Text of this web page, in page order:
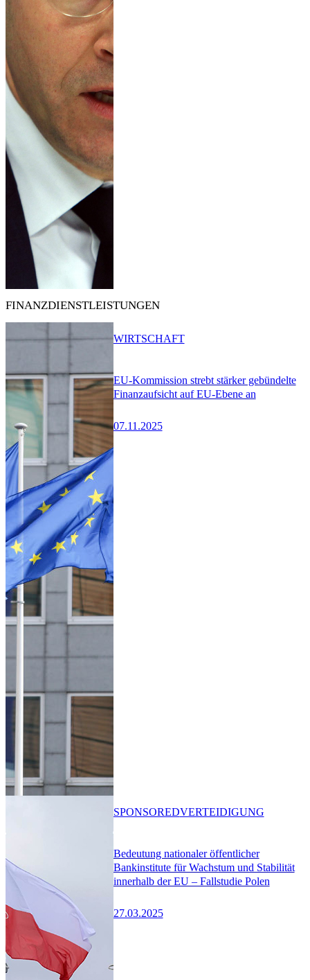
FINANZDIENSTLEISTUNGEN
EU-Kommission strebt stärker gebündelte
Finanzaufsicht auf EU-Ebene an
07.11.2025
WIRTSCHAFT
Bedeutung nationaler öffentlicher
Bankinstitute für Wachstum und Stabilität
innerhalb der EU – Fallstudie Polen
27.03.2025
SPONSOREDVERTEIDIGUNG